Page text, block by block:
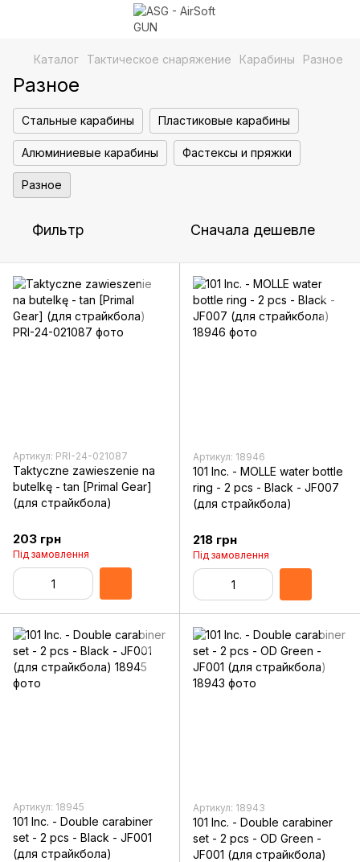
Каталог Тактическое снаряжение Карабины Разное
Разное
Стальные карабины Пластиковые карабины
Алюминиевые карабины Фастексы и пряжки
Разное
Фильтр Сначала дешевле
Артикул: PRI-24-021087
Taktyczne zawieszenie na
butelkę - tan [Primal Gear]
(для страйкбола)
203 грн
Під замовлення
Артикул: 18946
101 Inc. - MOLLE water bottle
ring - 2 pcs - Black - JF007
(для страйкбола)
218 грн
Під замовлення
Артикул: 18945
101 Inc. - Double carabiner
set - 2 pcs - Black - JF001
(для страйкбола)
Артикул: 18943
101 Inc. - Double carabiner
set - 2 pcs - OD Green -
JF001 (для страйкбола)